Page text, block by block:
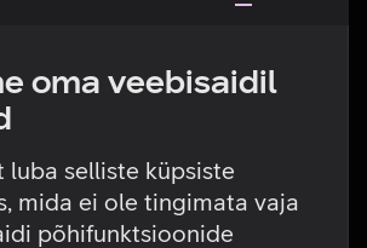
oma veebisaidil
luba selliste küpsiste
mida ei ole tingimata vaja
põhifunktsioonide
viga